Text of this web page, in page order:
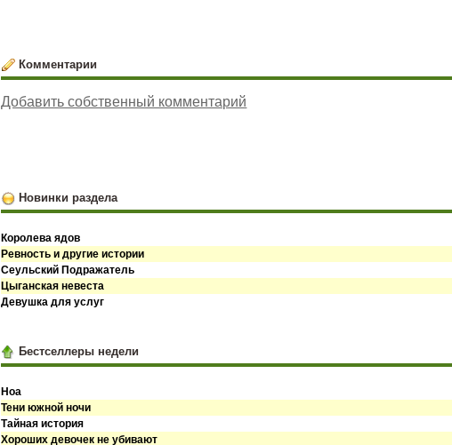
Комментарии
Добавить собственный комментарий
Новинки раздела
Королева ядов
Ревность и другие истории
Сеульский Подражатель
Цыганская невеста
Девушка для услуг
Бестселлеры недели
Ноа
Тени южной ночи
Тайная история
Хороших девочек не убивают